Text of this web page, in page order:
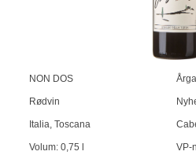
NON DOS
Rødvin
Italia,Toscana
Volum:0,75 VP-